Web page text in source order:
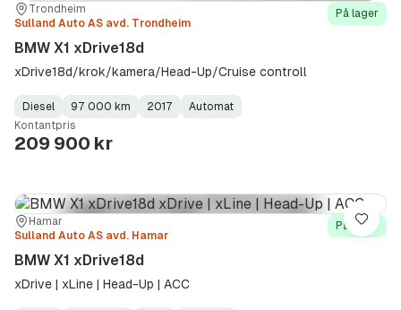
Sted:Trondheim
Forhandler:
Sulland Auto AS avd. Trondheim
På lager
BMW X1 xDrive18d
xDrive18d/krok/kamera/Head-Up/Cruise controll
Fuel
Type:
Diesel
Kilometerstand:
97 000 km
Model
Year:
2017
Gearbox
Type:
Automat
Kontantpris
209 900 kr
Sted:Hamar
Forhandler:
Sulland Auto AS avd. Hamar
På lager
BMW X1 xDrive18d
xDrive | xLine | Head-Up | ACC
Lagre